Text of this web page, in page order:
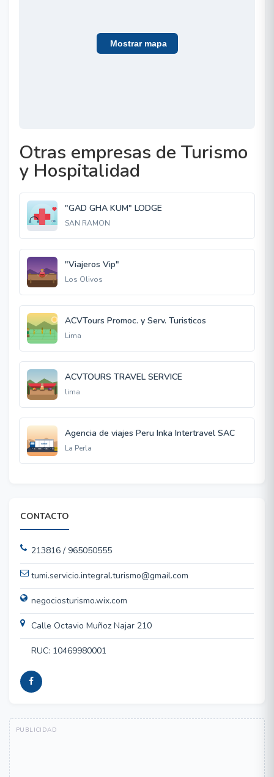
Mostrar mapa
Otras empresas de Turismo
y Hospitalidad
"GAD GHA KUM" LODGE
SAN RAMON
"Viajeros Vip"
Los Olivos
ACVTours Promoc. y Serv. Turisticos
Lima
ACVTOURS TRAVEL SERVICE
lima
Agencia de viajes Peru Inka Intertravel SAC
La Perla
CONTACTO
213816 / 965050555
tumi.servicio.integral.turismo@gmail.com
negociosturismo.wix.com
Calle Octavio Muñoz Najar 210
RUC: 10469980001